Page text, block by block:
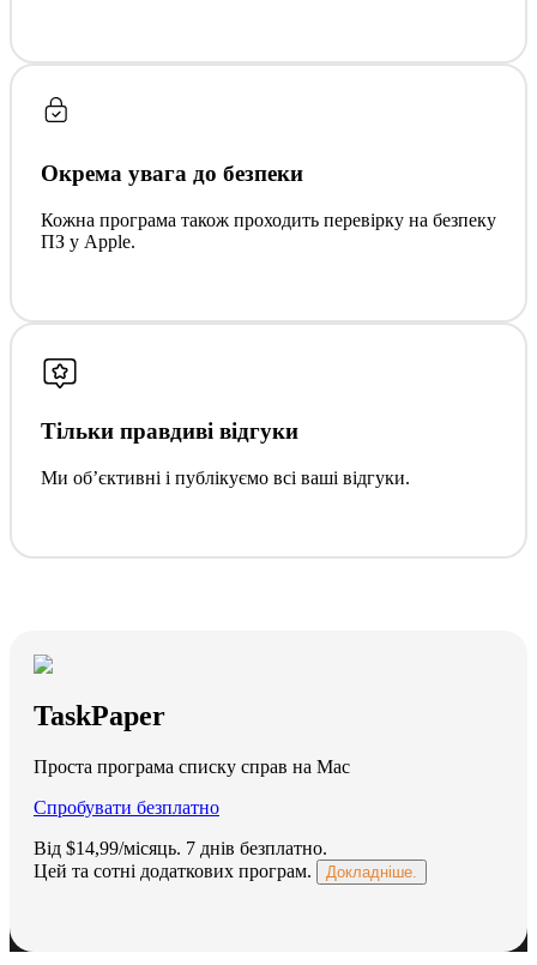
Окрема увага до безпеки
Кожна програма також проходить перевірку на безпеку
ПЗ у Apple.
Тільки правдиві відгуки
Ми обʼєктивні і публікуємо всі ваші відгуки.
TaskPaper
Проста програма списку справ на Mac
Спробувати безплатно
Від $14,99/місяць. 7 днів безплатно.
Цей та сотні додаткових програм.
Докладніше.